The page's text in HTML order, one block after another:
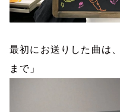
最初にお送りした曲は
まで」